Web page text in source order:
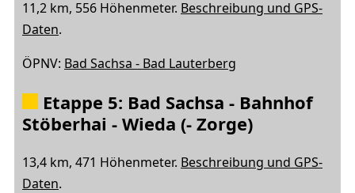
11,2 km, 556 Höhenmeter. Beschreibung und GPS-
Daten.
ÖPNV: Bad Sachsa - Bad Lauterberg
Etappe 5: Bad Sachsa - Bahnhof
Stöberhai - Wieda (- Zorge)
13,4 km, 471 Höhenmeter. Beschreibung und GPS-
Daten.